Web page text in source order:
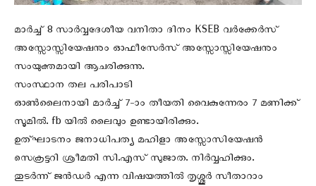
മാർച്ച് 8 സാർവ്വദേശീയ വനിതാ ദിനം KSEB വർക്കേർസ്
അസ്സോസ്സിയേഷനും ഓഫീസേർസ് അസ്സോസ്സിയേഷനും
സംയുക്തമായി ആചരിക്കുന്നു.
സംസ്ഥാന തല പരിപാടി
ഓൺലൈനായി മാർച്ച് 7-ാം തീയതി വൈകുന്നേരം 7 മണിക്ക്
സൂമിൽ. fb യിൽ ലൈവും ഉണ്ടായിരിക്കും.
ഉത്ഘാടനം ജനാധിപത്യ മഹിളാ അസ്സോസിയേഷൻ
സെക്രട്ടറി ശ്രീമതി സി.എസ് സുജാത. നിർവ്വഹിക്കും.
തുടർന്ന് ജൻഡർ എന്ന വിഷയത്തിൽ തൃശ്ശൂർ സീതാറാം